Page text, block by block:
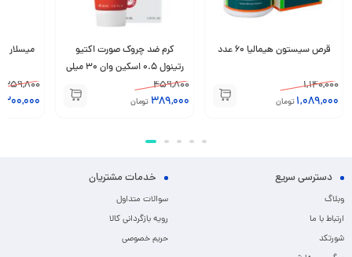
قرص سیستون هیمالیا 60 عدد
1,140,000
1,089,000 تومان
کرم ضد چروک صورت اکتیو
رتینول 0.5 اسکین وان 30 میلی
459,800
389,000 تومان
میسلار
359,800
300,000
دسترسی سریع
وبلاگ
ارتباط با ما
شورتکد
خدمات مشتریان
سوالات متداول
رویه بازگردانی کالا
حریم خصوصی